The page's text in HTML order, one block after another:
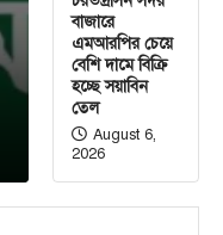
বাজারে
এমআরপির চেয়ে
বেশি দামে বিক্রি
হচ্ছে সয়াবিন
তেল
August 6,
2026